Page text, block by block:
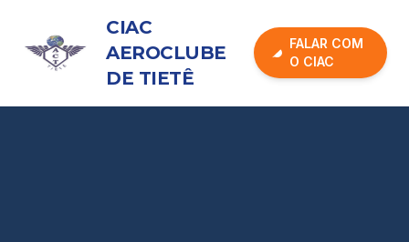
CIAC
AEROCLUBE
DE TIETÊ
FALAR COM
O CIAC